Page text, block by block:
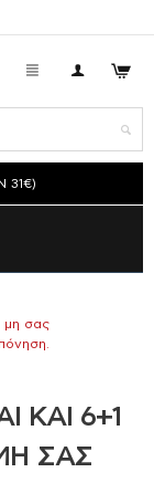
31€)
μη σας
ΚΑΙ 6+1
ΣΑΣ